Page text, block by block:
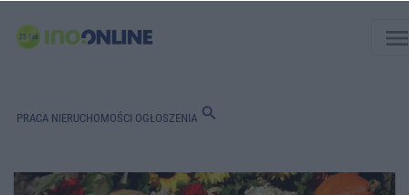
PRACA NIERUCHOMOŚCI OGŁOSZENIA search